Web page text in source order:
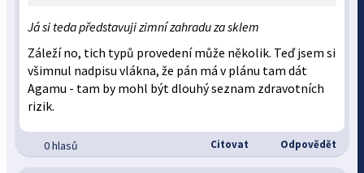
Já si teda představuji zimní zahradu za sklem
Záleží no, tich typů provedení může několik. Teď jsem si
všimnul nadpisu vlákna, že pán má v plánu tam dát
Agamu - tam by mohl být dlouhý seznam zdravotních
rizik.
0 hlasů Citovat Odpovědět